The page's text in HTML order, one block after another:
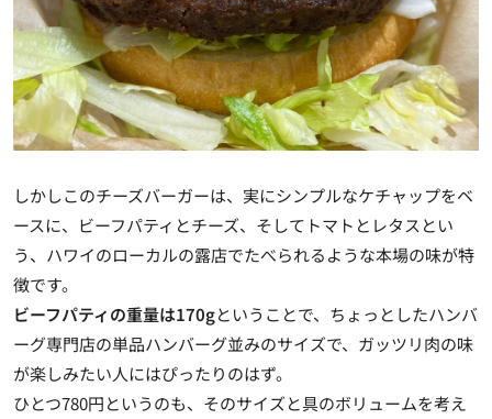
しかしこのチーズバーガーは、実にシンプルなケチャップをベ
ースに、ビーフパティとチーズ、そしてトマトとレタスとい
う、ハワイのローカルの露店でたべられるような本場の味が特
徴です。
ビーフパティの重量は170gということで、ちょっとしたハンバ
ーグ専門店の単品ハンバーグ並みのサイズで、ガッツリ肉の味
が楽しみたい人にはぴったりのはず。
ひとつ780円というのも、そのサイズと具のボリュームを考え